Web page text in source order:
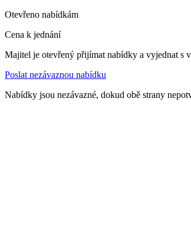
Otevřeno nabídkám
Cena k jednání
Majitel je otevřený přijímat nabídky a vyjednat s
Poslat nezávaznou nabídku
Nabídky jsou nezávazné, dokud obě strany